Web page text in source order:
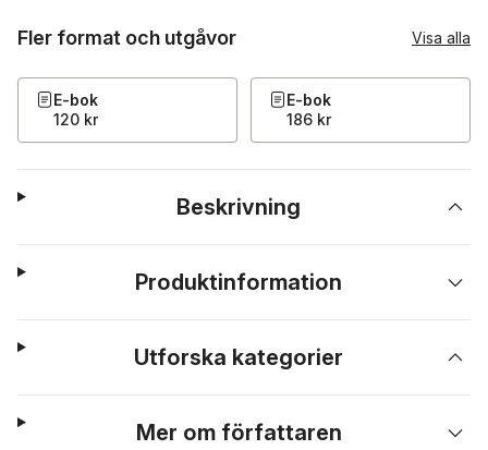
Fler format och utgåvor Visa alla
E-bok
120 kr
E-bok
186 kr
Beskrivning
Produktinformation
Utforska kategorier
Mer om författaren